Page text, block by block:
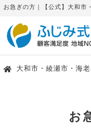
お急ぎの方｜【公式】大和市
大和市・綾瀬市・海
お